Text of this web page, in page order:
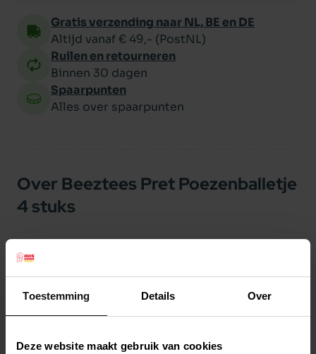
Toestemming Details Over
Deze website maakt gebruik van cookies
Gratis verzending naar NL, BE en DE
Altijd vanaf € 49,- (PostNL)
Ruilen en retourneren
Binnen 30 dagen
Spaarpunten
Alles over spaarpunten
Over Beeztees Pret Poezenballetje
4 stuks